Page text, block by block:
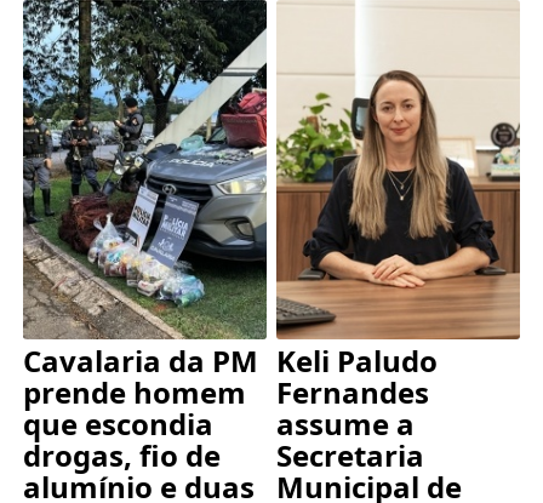
Cavalaria da PM
prende homem
que escondia
drogas, fio de
alumínio e duas
Keli Paludo
Fernandes
assume a
Secretaria
Municipal de